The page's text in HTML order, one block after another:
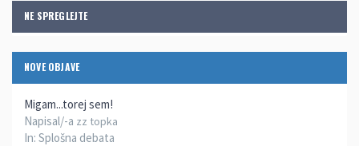
NE SPREGLEJTE
NOVE OBJAVE
Migam...torej sem!
Napisal/-a zz topka
In: Splošna debata